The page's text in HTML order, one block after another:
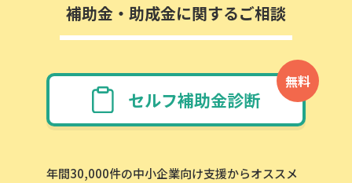
補助金・助成金に関するご相談
無料
セルフ補助金診断
年間30,000件の中小企業向け支援からオススメ